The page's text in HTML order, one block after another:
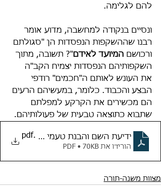
להם לגלימה.
ונסיים בנקודה למחשבה, מדוע אומר
רבנו שההשקפות הנפסדות הן "סגולתם
ורכושם המיועד לאידם"? תשובה, מתוך
השקפותיהם הנפסדות יצמיח הקב"ה
את העונש לאותם ה"חכמים" רודפי
הבצע והכבוד. כלומר, במעשיהם הרעים
הם מכשירים את הקרקע למפלתם
שתבוא כתוצאה טבעית של פעולותיהם.
ידיעת השם והבנת טעמי המצוות
.pdf
הורידו את PDF • 70KB
מצוות משנה-תורה